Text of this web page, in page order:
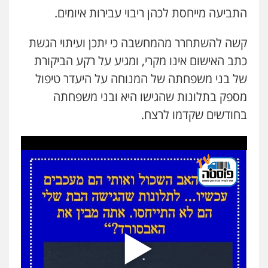
פלילי פשיעה חמורה מעצרים וחקירות
קטינים
0538788878
עו"ד אסף דוק
חמורה חקירות ומעצרים
התביעה מייחסת לכהן ריבוי עבירות איומים.
קשה להשתחרר מהמחשבה כי יתכן ועיתוי הגשת
כתב האישום אינו מקרי, ומגיע על רקע הביקורת
של בני משפחתה של המנוחה על היעדר טיפול
מספק בתלונות שהגישו היא ובני משפחתה
בחודשים שקדמו לרצח.